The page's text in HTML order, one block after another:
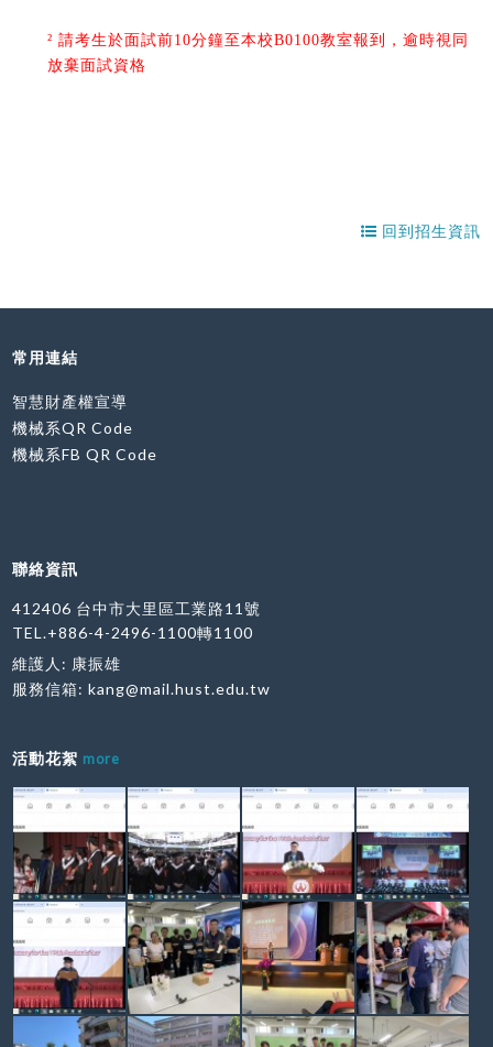
²請考生於面試前10分鐘至本校B0100教室報到，逾時視同
放棄面試資格
回到招生資訊
常用連結
智慧財產權宣導
機械系QR Code
機械系FB QR Code
聯絡資訊
412406 台中市大里區工業路11號
TEL.+886-4-2496-1100轉1100
維護人: 康振雄
服務信箱:kang@mail.hust.edu.tw
活動花絮 more